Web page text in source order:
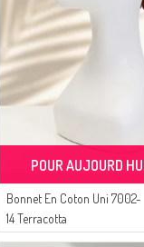
Bonnet En Coton Uni 7002-
14 Terracotta
POUR AUJOURD